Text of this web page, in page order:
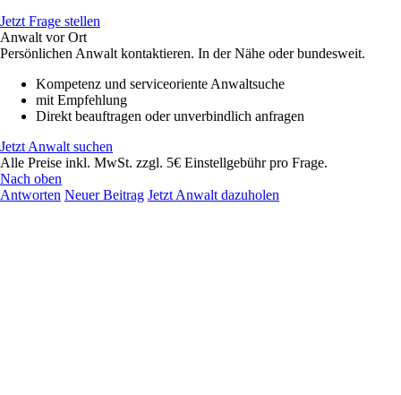
Jetzt Frage stellen
Anwalt vor Ort
Persönlichen Anwalt kontaktieren. In der Nähe oder bundesweit.
Kompetenz und serviceoriente Anwaltsuche
mit Empfehlung
Direkt beauftragen oder unverbindlich anfragen
Jetzt Anwalt suchen
Alle Preise inkl. MwSt. zzgl. 5€ Einstellgebühr pro Frage.
Nach oben
Antworten Neuer Beitrag Jetzt Anwalt dazuholen